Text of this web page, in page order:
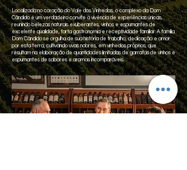
Localizada no coração do Vale dos Vinhedos, o complexo da Dom
Cândido é um verdadeiro convite à vivência de experiências únicas,
reunindo belezas naturais exuberantes, vinhos e espumantes de
excelente qualidade, farta gastronomia e receptividade familiar. A família
Dom Cândido se orgulha de sua história de trabalho, dedicação e amor
por esta terra, cultivando uvas nobres, em vinhedos próprios, que
resultam na elaboração de quantidades limitadas de garrafas de vinhos e
espumantes de sabores e aromas incomparáveis.